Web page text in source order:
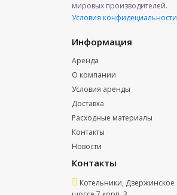
мировых производителей.
Условия конфидециальности
Информация
Аренда
О компании
Условия аренды
Доставка
Расходные материалы
Контакты
Новости
Контакты
Котельники, Дзержинское